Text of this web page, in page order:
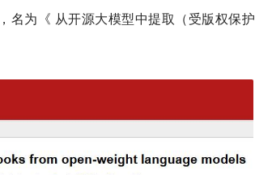
名为《 从开源大模型中提取（受版权保护